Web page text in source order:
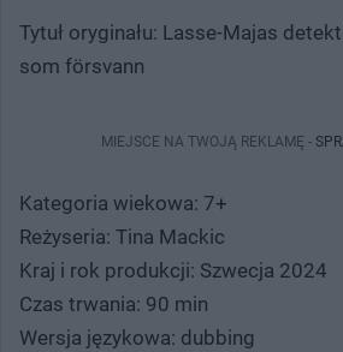
Tytuł oryginału: Lasse-Majas
som försvann
MIEJSCE NA TWOJĄ REKLAMĘ -
Kategoria wiekowa: 7+
Reżyseria: Tina Mackic
Kraj i rok produkcji: Szwecja 2024
Czas trwania: 90 min
Wersja językowa: dubbing